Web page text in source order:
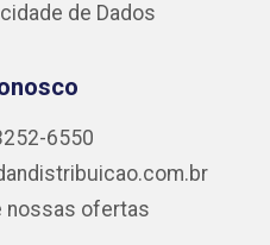
de Dados
6550
nossas ofertas